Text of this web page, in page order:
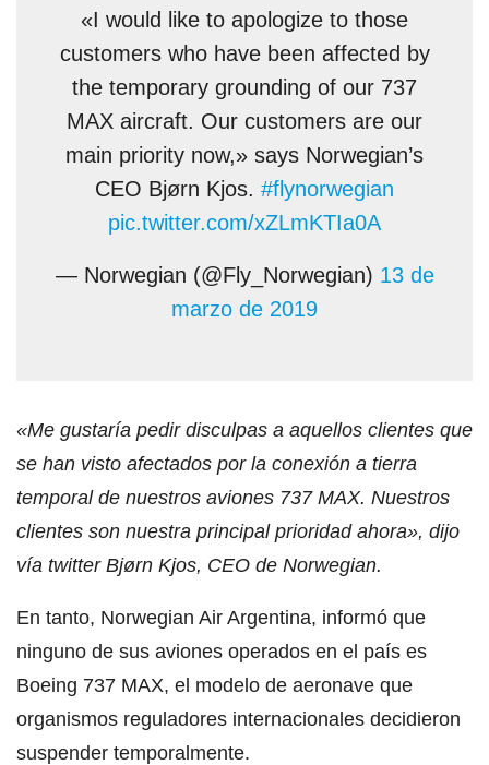
«I would like to apologize to those
customers who have been affected by
the temporary grounding of our 737
MAX aircraft. Our customers are our
main priority now,» says Norwegian’s
CEO Bjørn Kjos. #flynorwegian
pic.twitter.com/xZLmKTIa0A
— Norwegian (@Fly_Norwegian) 13 de
marzo de 2019
«Me gustaría pedir disculpas a aquellos clientes que
se han visto afectados por la conexión a tierra
temporal de nuestros aviones 737 MAX. Nuestros
clientes son nuestra principal prioridad ahora», dijo
vía twitter Bjørn Kjos, CEO de Norwegian.
En tanto, Norwegian Air Argentina, informó que
ninguno de sus aviones operados en el país es
Boeing 737 MAX, el modelo de aeronave que
organismos reguladores internacionales decidieron
suspender temporalmente.